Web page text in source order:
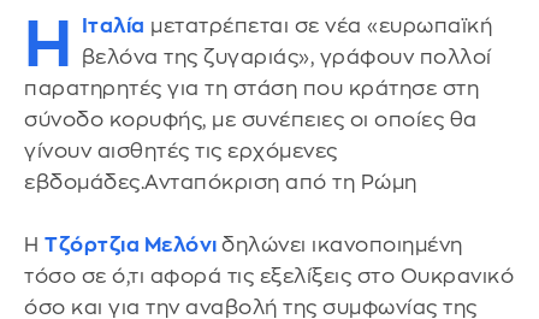
H Ιταλία μετατρέπεται σε νέα «ευρωπαϊκή
βελόνα της ζυγαριάς», γράφουν πολλοί
παρατηρητές για τη στάση που κράτησε στη
σύνοδο κορυφής, με συνέπειες οι οποίες θα
γίνουν αισθητές τις ερχόμενες
εβδομάδες.Ανταπόκριση από τη Ρώμη
H Τζόρτζια Μελόνι δηλώνει ικανοποιημένη
τόσο σε ό,τι αφορά τις εξελίξεις στο Ουκρανικό
όσο και για την αναβολή της συμφωνίας της